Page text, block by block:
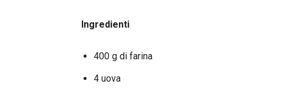
Ingredienti
400 g di farina
4 uova